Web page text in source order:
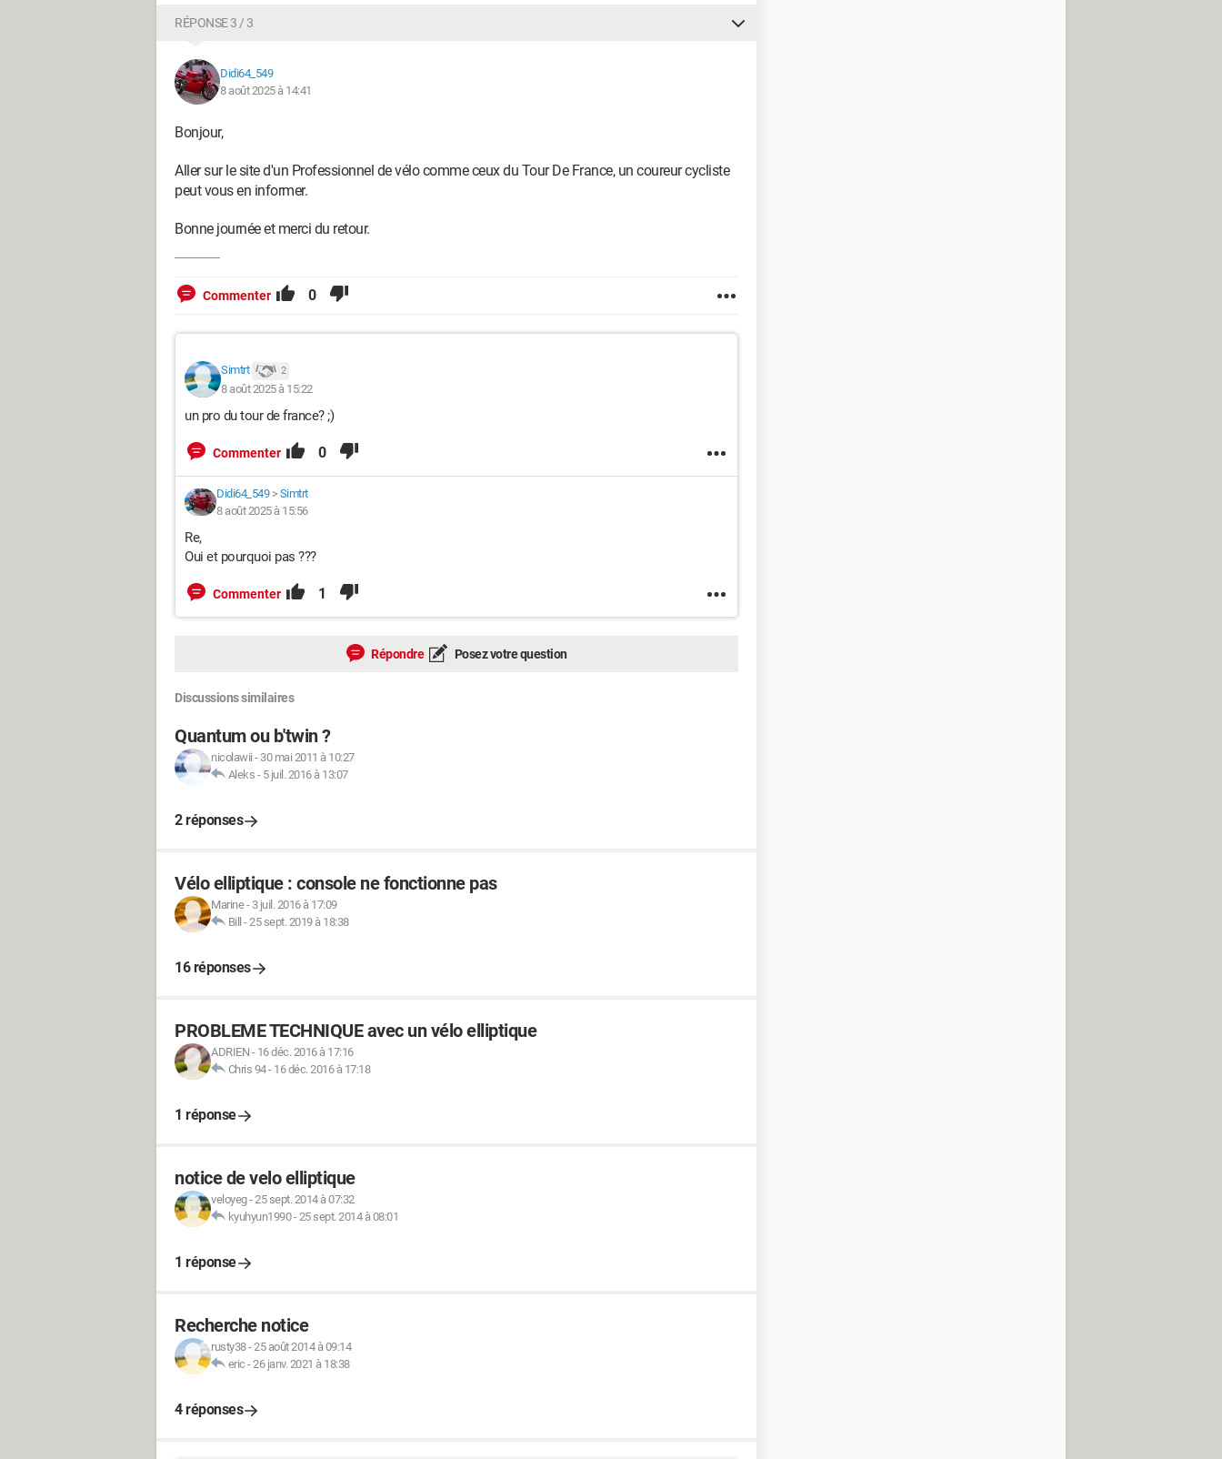
RÉPONSE 3 / 3
Didi64_549
8 août 2025 à 14:41
Bonjour,
Aller sur le site d'un Professionnel de vélo comme ceux du Tour De France, un coureur cycliste
peut vous en informer.
Bonne journée et merci du retour.
Commenter 0
Simtrt 2
8 août 2025 à 15:22
un pro du tour de france? ;)
Commenter 0
Didi64_549> Simtrt
8 août 2025 à 15:56
Re,
Oui et pourquoi pas ???
Commenter 1
Répondre Posez votre question
Discussions similaires
Quantum ou b'twin ?
nicolawii - 30 mai 2011 à 10:27
Aleks - 5 juil. 2016 à 13:07
2 réponses
Vélo elliptique : console ne fonctionne pas
Marine- 3 juil. 2016 à 17:09
Bill -25 sept. 2019 à 18:38
16 réponses
PROBLEME TECHNIQUE avec un vélo elliptique
ADRIEN - 16 déc. 2016 à 17:16
Chris 94- 16 déc. 2016 à 17:18
1 réponse
notice de velo elliptique
veloyeg-25 sept. 2014 à 07:32
kyuhyun1990-25 sept. 2014 à 08:01
1 réponse
Recherche notice
rusty38-25 août 2014 à 09:14
eric -26 janv. 2021 à 18:38
4 réponses